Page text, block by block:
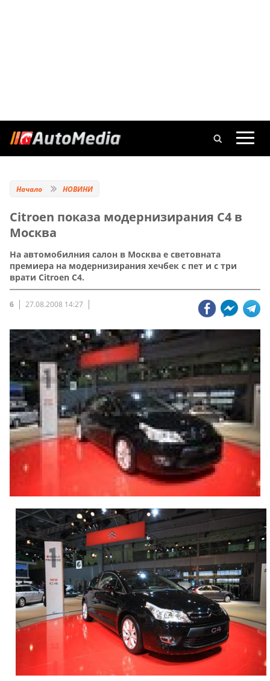
Начало НОВИНИ
Citroen показа модернизирания С4 в
Москва
На автомобилния салон в Москва е световната
премиера на модернизирания хечбек с пет и с три
врати Citroen C4.
6 27.08.2008 14:27